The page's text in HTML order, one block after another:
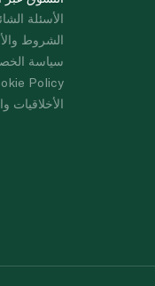
الأسئلة
الشروط
سياسة
Policy
الأخلاقيات